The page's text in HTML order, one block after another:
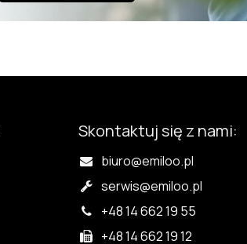
Skontaktuj się z nami:
biuro@emiloo.pl
serwis@emiloo.pl
+48 14 662 19 55
+48 14 662 19 12